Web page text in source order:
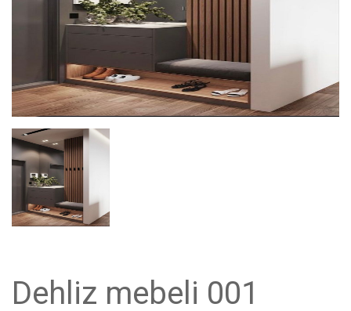
Dehliz mebeli 001